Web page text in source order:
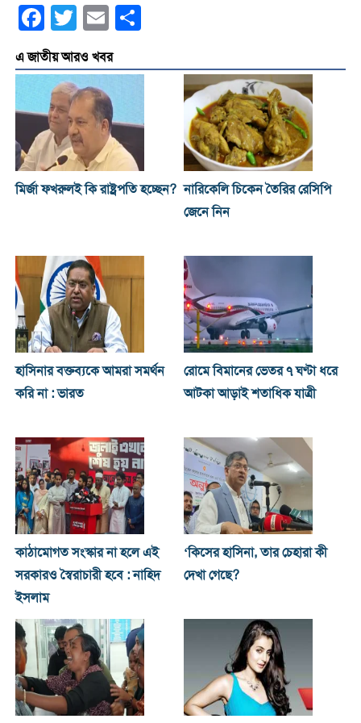
Facebook
Twitter Email
এ জাতীয় আরও খবর
মির্জা ফখরুলই কি রাষ্ট্রপতি হচ্ছেন? নারিকেলি চিকেন তৈরির রেসিপি
জেনে নিন
হাসিনার বক্তব্যকে আমরা সমর্থন
করি না : ভারত
রোমে বিমানের ভেতর ৭ ঘণ্টা ধরে
আটকা আড়াই শতাধিক যাত্রী
কাঠামোগত সংস্কার না হলে এই
সরকারও স্বৈরাচারী হবে : নাহিদ
ইসলাম
‘কিসের হাসিনা, তার চেহারা কী
দেখা গেছে?